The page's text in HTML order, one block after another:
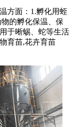
方面：1.孵化用蛭
的孵化保温、保
于晰蜴、蛇等生活
育苗,花卉育苗